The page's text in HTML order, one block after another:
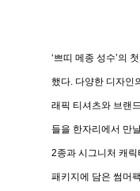
‘쁘띠 메종 성수’의
했다. 다양한 디자인
래픽 티셔츠와 브랜드
들을 한자리에서 만
2종과 시그니처 캐릭
패키지에 담은 썸머